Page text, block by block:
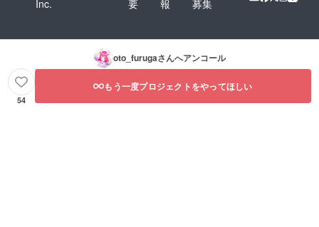
Inc.
要
報
募集
oto_furugaさんへアンコール
54
もう一度プロジェクトをやってほしい